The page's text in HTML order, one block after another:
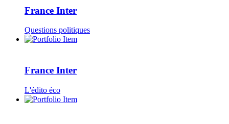
France Inter
Questions politiques
France Inter
L'édito éco